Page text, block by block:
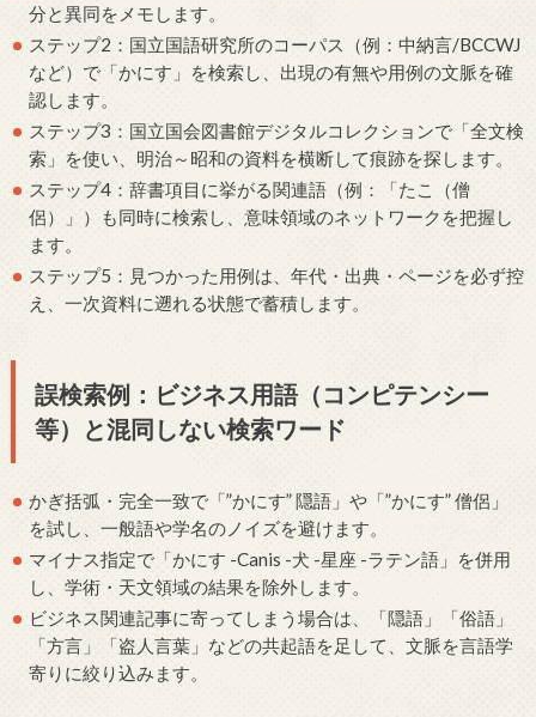
分と異同をメモします。
ステップ2：国立国語研究所のコーパス（例：中納言/BCCWJ
など）で「かにす」を検索し、出現の有無や用例の文脈を確
認します。
ステップ3：国立国会図書館デジタルコレクションで「全文検
索」を使い、明治～昭和の資料を横断して痕跡を探します。
ステップ4：辞書項目に挙がる関連語（例：「たこ（僧
侶）」）も同時に検索し、意味領域のネットワークを把握し
ます。
ステップ5：見つかった用例は、年代・出典・ページを必ず控
え、一次資料に遡れる状態で蓄積します。
誤検索例：ビジネス用語（コンピテンシー
等）と混同しない検索ワード
かぎ括弧・完全一致で「”かにす” 隠語」や「”かにす” 僧侶」
を試し、一般語や学名のノイズを避けます。
マイナス指定で「かにす -Canis -犬 -星座 -ラテン語」を併用
し、学術・天文領域の結果を除外します。
ビジネス関連記事に寄ってしまう場合は、「隠語」「俗語」
「方言」「盗人言葉」などの共起語を足して、文脈を言語学
寄りに絞り込みます。